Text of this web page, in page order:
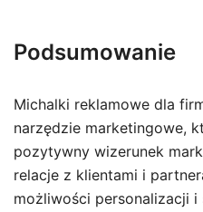
Podsumowanie
Michalki reklamowe dla
narzędzie marketingowe,
pozytywny wizerunek
relacje z klientami i
możliwości personalizacji